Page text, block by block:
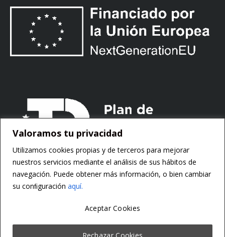
Valoramos tu privacidad
Utilizamos cookies propias y de terceros para mejorar
nuestros servicios mediante el análisis de sus hábitos de
navegación. Puede obtener más información, o bien cambiar
su conﬁguración aquí.
Rechazar Cookies
Aceptar Cookies